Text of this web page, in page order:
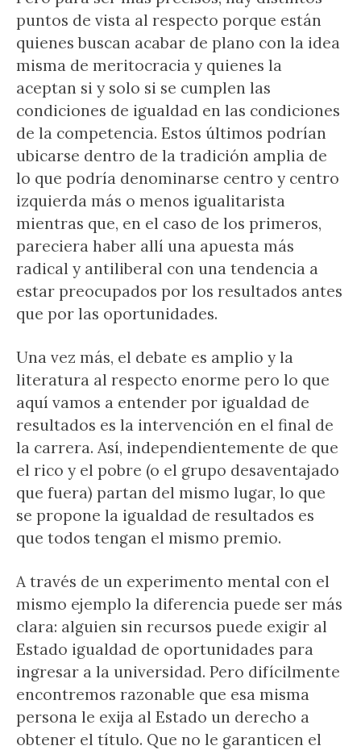
puntos de vista al respecto porque están
quienes buscan acabar de plano con la idea
misma de meritocracia y quienes la
aceptan si y solo si se cumplen las
condiciones de igualdad en las condiciones
de la competencia. Estos últimos podrían
ubicarse dentro de la tradición amplia de
lo que podría denominarse centro y centro
izquierda más o menos igualitarista
mientras que, en el caso de los primeros,
pareciera haber allí una apuesta más
radical y antiliberal con una tendencia a
estar preocupados por los resultados antes
que por las oportunidades.
Una vez más, el debate es amplio y la
literatura al respecto enorme pero lo que
aquí vamos a entender por igualdad de
resultados es la intervención en el final de
la carrera. Así, independientemente de que
el rico y el pobre (o el grupo desaventajado
que fuera) partan del mismo lugar, lo que
se propone la igualdad de resultados es
que todos tengan el mismo premio.
A través de un experimento mental con el
mismo ejemplo la diferencia puede ser más
clara: alguien sin recursos puede exigir al
Estado igualdad de oportunidades para
ingresar a la universidad. Pero difícilmente
encontremos razonable que esa misma
persona le exija al Estado un derecho a
obtener el título. Que no le garanticen el